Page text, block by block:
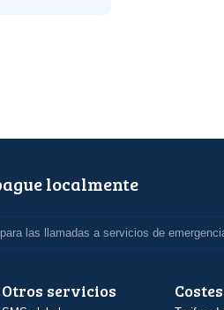
localmente
las llamadas a servicios de
Otros servicios Costes